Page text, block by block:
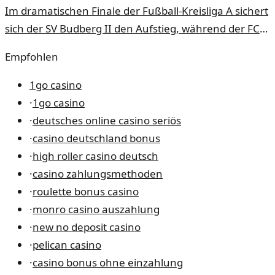
Im dramatischen Finale der Fußball-Kreisliga A sichert
sich der SV Budberg II den Aufstieg, während der FC
antreten muss.
Empfohlen
1go casino
·1go casino
·deutsches online casino seriös
·casino deutschland bonus
·high roller casino deutsch
·casino zahlungsmethoden
·roulette bonus casino
·monro casino auszahlung
·new no deposit casino
·pelican casino
·casino bonus ohne einzahlung